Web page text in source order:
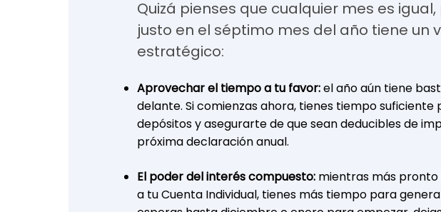
Quizá pienses que cualquier mes es
justo en el séptimo mes del año tiene un
estratégico:
Aprovechar el tiempo a tu favor:el año aún tiene
delante. Si comienzas ahora, tienes tiempo suficiente
depósitos y asegurarte de que sean deducibles de
próxima declaración anual.
El poder del interés compuesto: mientras más pronto
a tu Cuenta Individual, tienes más tiempo para